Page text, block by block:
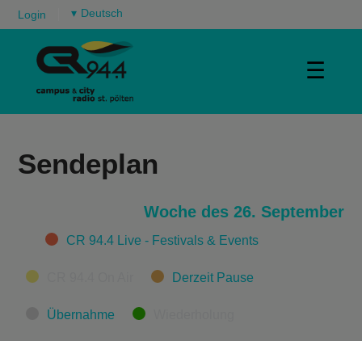
Login ▾
☰
Sendeplan
Woche des 26. September
CategoriesCR 94.4 Live - Festivals & Events
Derzeit Pause
Übernahme